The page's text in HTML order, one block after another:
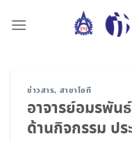
ข่าวสาร, สาขาไอที
อาจารย์อมรพัน
ด้านกิจกรรม ป